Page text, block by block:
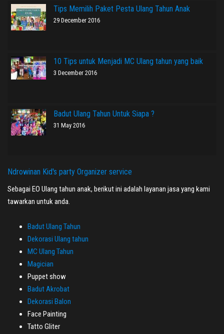
Tips Memilih Paket Pesta Ulang Tahun Anak
29 December 2016
10 Tips untuk Menjadi MC Ulang tahun yang baik
3 December 2016
Badut Ulang Tahun Untuk Siapa ?
31 May 2016
Ndrowinan Kid's party Organizer service
Sebagai EO Ulang tahun anak, berikut ini adalah layanan jasa yang kami
tawarkan untuk anda.
Badut Ulang Tahun
Dekorasi Ulang tahun
MC Ulang Tahun
Magician
Puppet show
Badut Akrobat
Dekorasi Balon
Face Painting
Tatto Gliter